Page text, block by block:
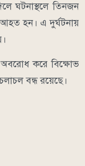
ঘটনাস্থলে তিনজন
হন। এ দুর্ঘটনায়
অবরোধ করে বিক্ষোভ
বন্ধ রয়েছে।